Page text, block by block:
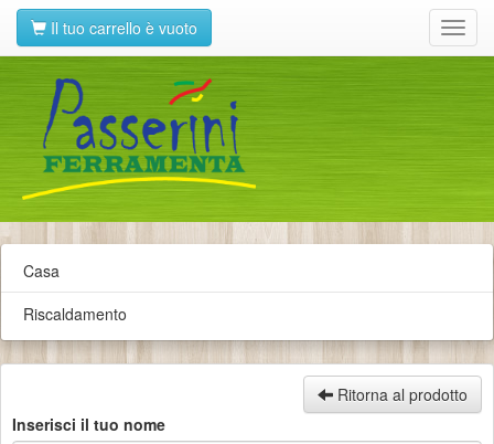
Il tuo carrello è vuoto
Casa
Riscaldamento
Ritorna al prodotto
Inserisci il tuo nome